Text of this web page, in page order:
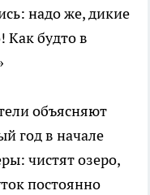
надо же, дикие
Как будто в
объясняют
год в начале
чистят озеро,
постоянно